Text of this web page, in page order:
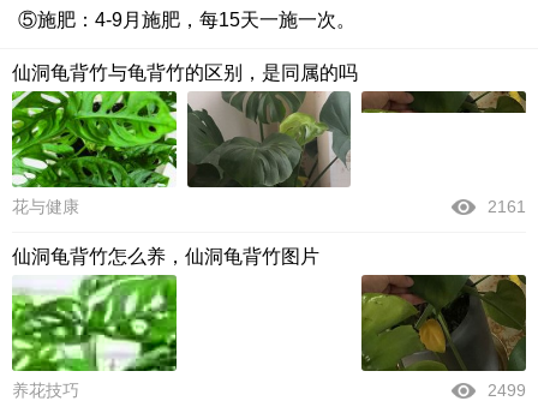
⑤施肥：4-9月施肥，每15天一施一次。
仙洞龟背竹与龟背竹的区别，是同属的吗
花与健康 2161
仙洞龟背竹怎么养，仙洞龟背竹图片
养花技巧 2499